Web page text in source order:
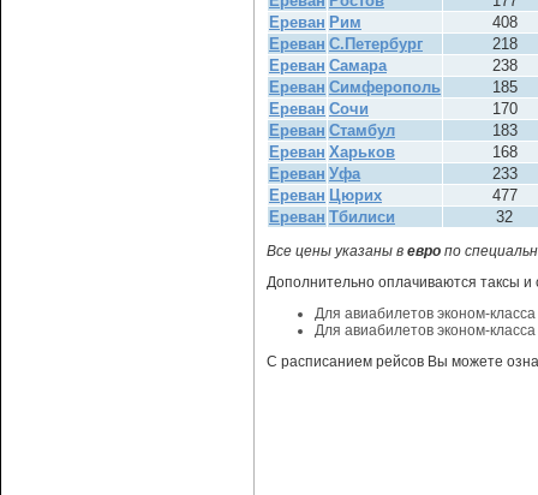
Ереван Рим
408
Ереван С.Петербург
218
Ереван Самара
238
Ереван Симферополь
185
Ереван Сочи
170
Ереван Стамбул
183
Ереван Харьков
168
Ереван Уфа
233
Ереван Цюрих
477
Ереван Тбилиси 32
Все цены указаны в евро по
Дополнительно оплачиваются таксы и
Для авиабилетов эконом-
Для авиабилетов эконом-
С расписанием рейсов Вы можете